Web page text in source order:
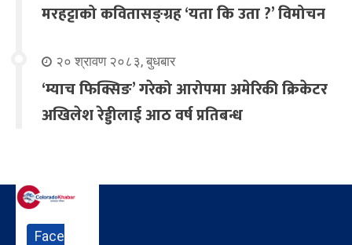
मरहट्टाको कवितासङ्ग्रह ‘यता कि उता ?’ विमोचन
२० श्रावण २०८३, बुधबार
‘म्याच फिक्सिङ’ गरेको आरोपमा अमेरिकी क्रिकेटर
अखिलेश रेड्डीलाई आठ वर्ष प्रतिबन्ध
Face